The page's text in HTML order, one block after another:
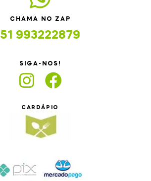
CHAMA NO ZAP
51 993222879
SIGA-NOS!
CARDÁPIO